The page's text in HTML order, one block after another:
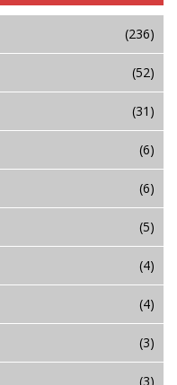
(236)
(52)
(31)
(6)
(6)
(5)
(4)
(4)
(3)
(3)